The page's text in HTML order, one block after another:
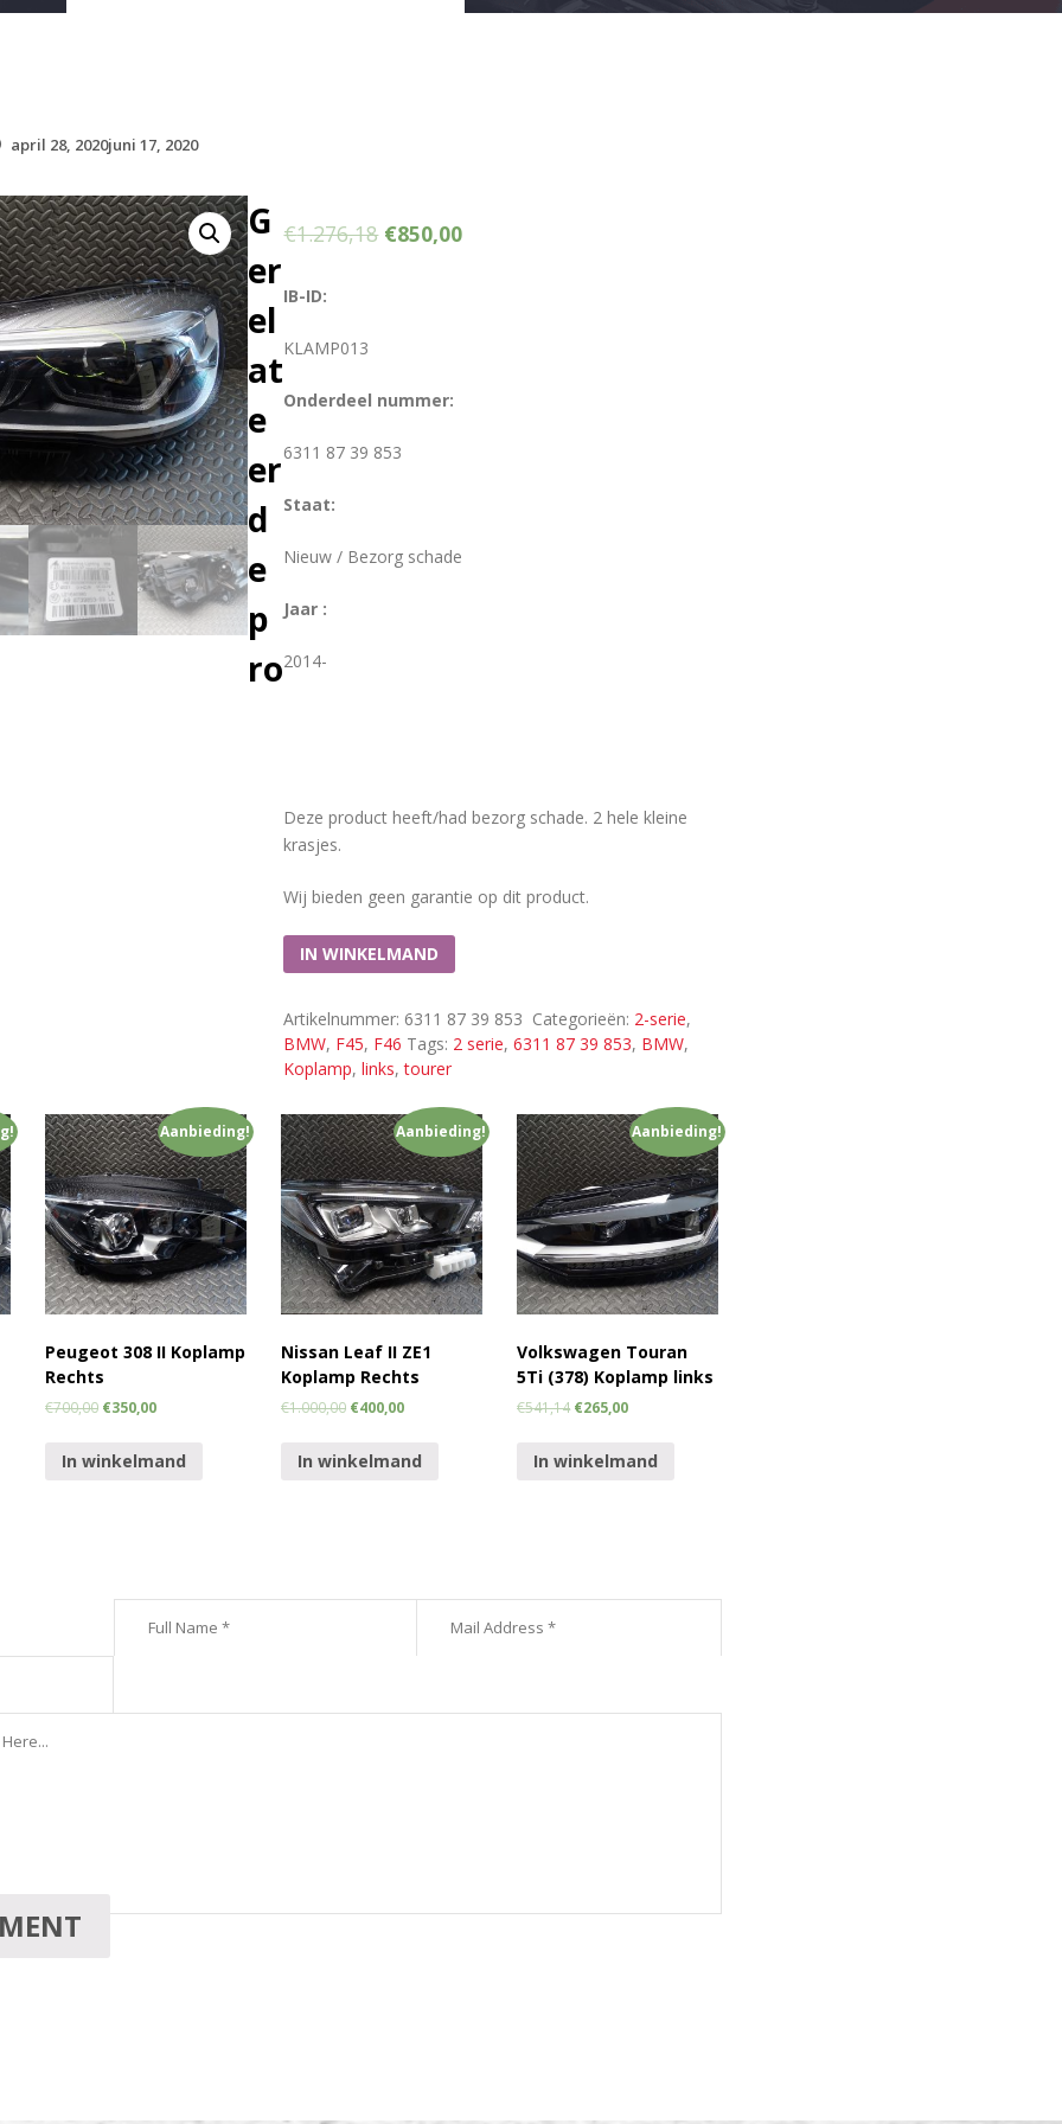
april 28, 2020juni 17, 2020
€1.276,18 €850,00
IB-ID:
KLAMP013
Onderdeel nummer:
6311 87 39 853
Staat:
Nieuw / Bezorg schade
Jaar :
2014-
Deze product heeft/had bezorg schade. 2 hele kleine
krasjes.
Wij bieden geen garantie op dit product.
IN WINKELMAND
Artikelnummer: 6311 87 39 853 Categorieën: 2-serie,
BMW, F45, F46 Tags: 2 serie,6311 87 39 853, BMW,
Koplamp,links,tourer
G
er
el
at
e
er
d
e
p
ro
Aanbieding!
Peugeot 308 II Koplamp
Rechts
€700,00 €350,00
In winkelmand
Aanbieding!
Nissan Leaf II ZE1
Koplamp Rechts
€1.000,00 €400,00
In winkelmand
Aanbieding!
Volkswagen Touran
5Ti (378) Koplamp links
€541,14 €265,00
In winkelmand